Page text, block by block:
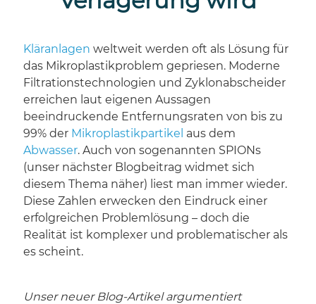
Kläranlagen weltweit werden oft als Lösung für
das Mikroplastikproblem gepriesen. Moderne
Filtrationstechnologien und Zyklonabscheider
erreichen laut eigenen Aussagen
beeindruckende Entfernungsraten von bis zu
99% der Mikroplastikpartikel aus dem
Abwasser. Auch von sogenannten SPIONs
(unser nächster Blogbeitrag widmet sich
diesem Thema näher) liest man immer wieder.
Diese Zahlen erwecken den Eindruck einer
erfolgreichen Problemlösung – doch die
Realität ist komplexer und problematischer als
es scheint.
Unser neuer Blog-Artikel argumentiert